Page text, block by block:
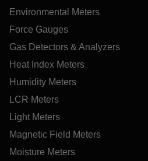
Environmental Meters
Force Gauges
Gas Detectors & Analyzers
Heat Index Meters
Humidity Meters
LCR Meters
Light Meters
Magnetic Field Meters
Moisture Meters